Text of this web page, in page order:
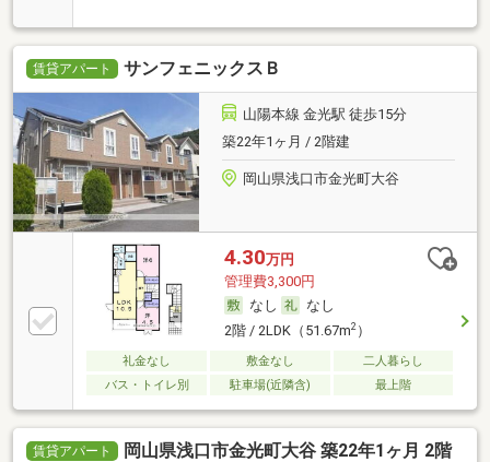
賃貸アパート サンフェニックスＢ
山陽本線 金光駅 徒歩15分
築22年1ヶ月 / 2階建
岡山県浅口市金光町大谷
4.30万円
管理費3,300円
なし
なし
2階 / 2LDK（51.67m2）
礼金なし 敷金なし
二人暮らし
バス・トイレ別
駐車場(近隣含) 最上階
賃貸アパート
岡山県浅口市金光町大谷 築22年1ヶ月 2階